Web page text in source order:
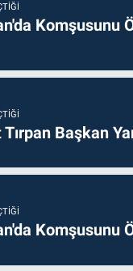
Komşusunu
Başkan
Komşusunu